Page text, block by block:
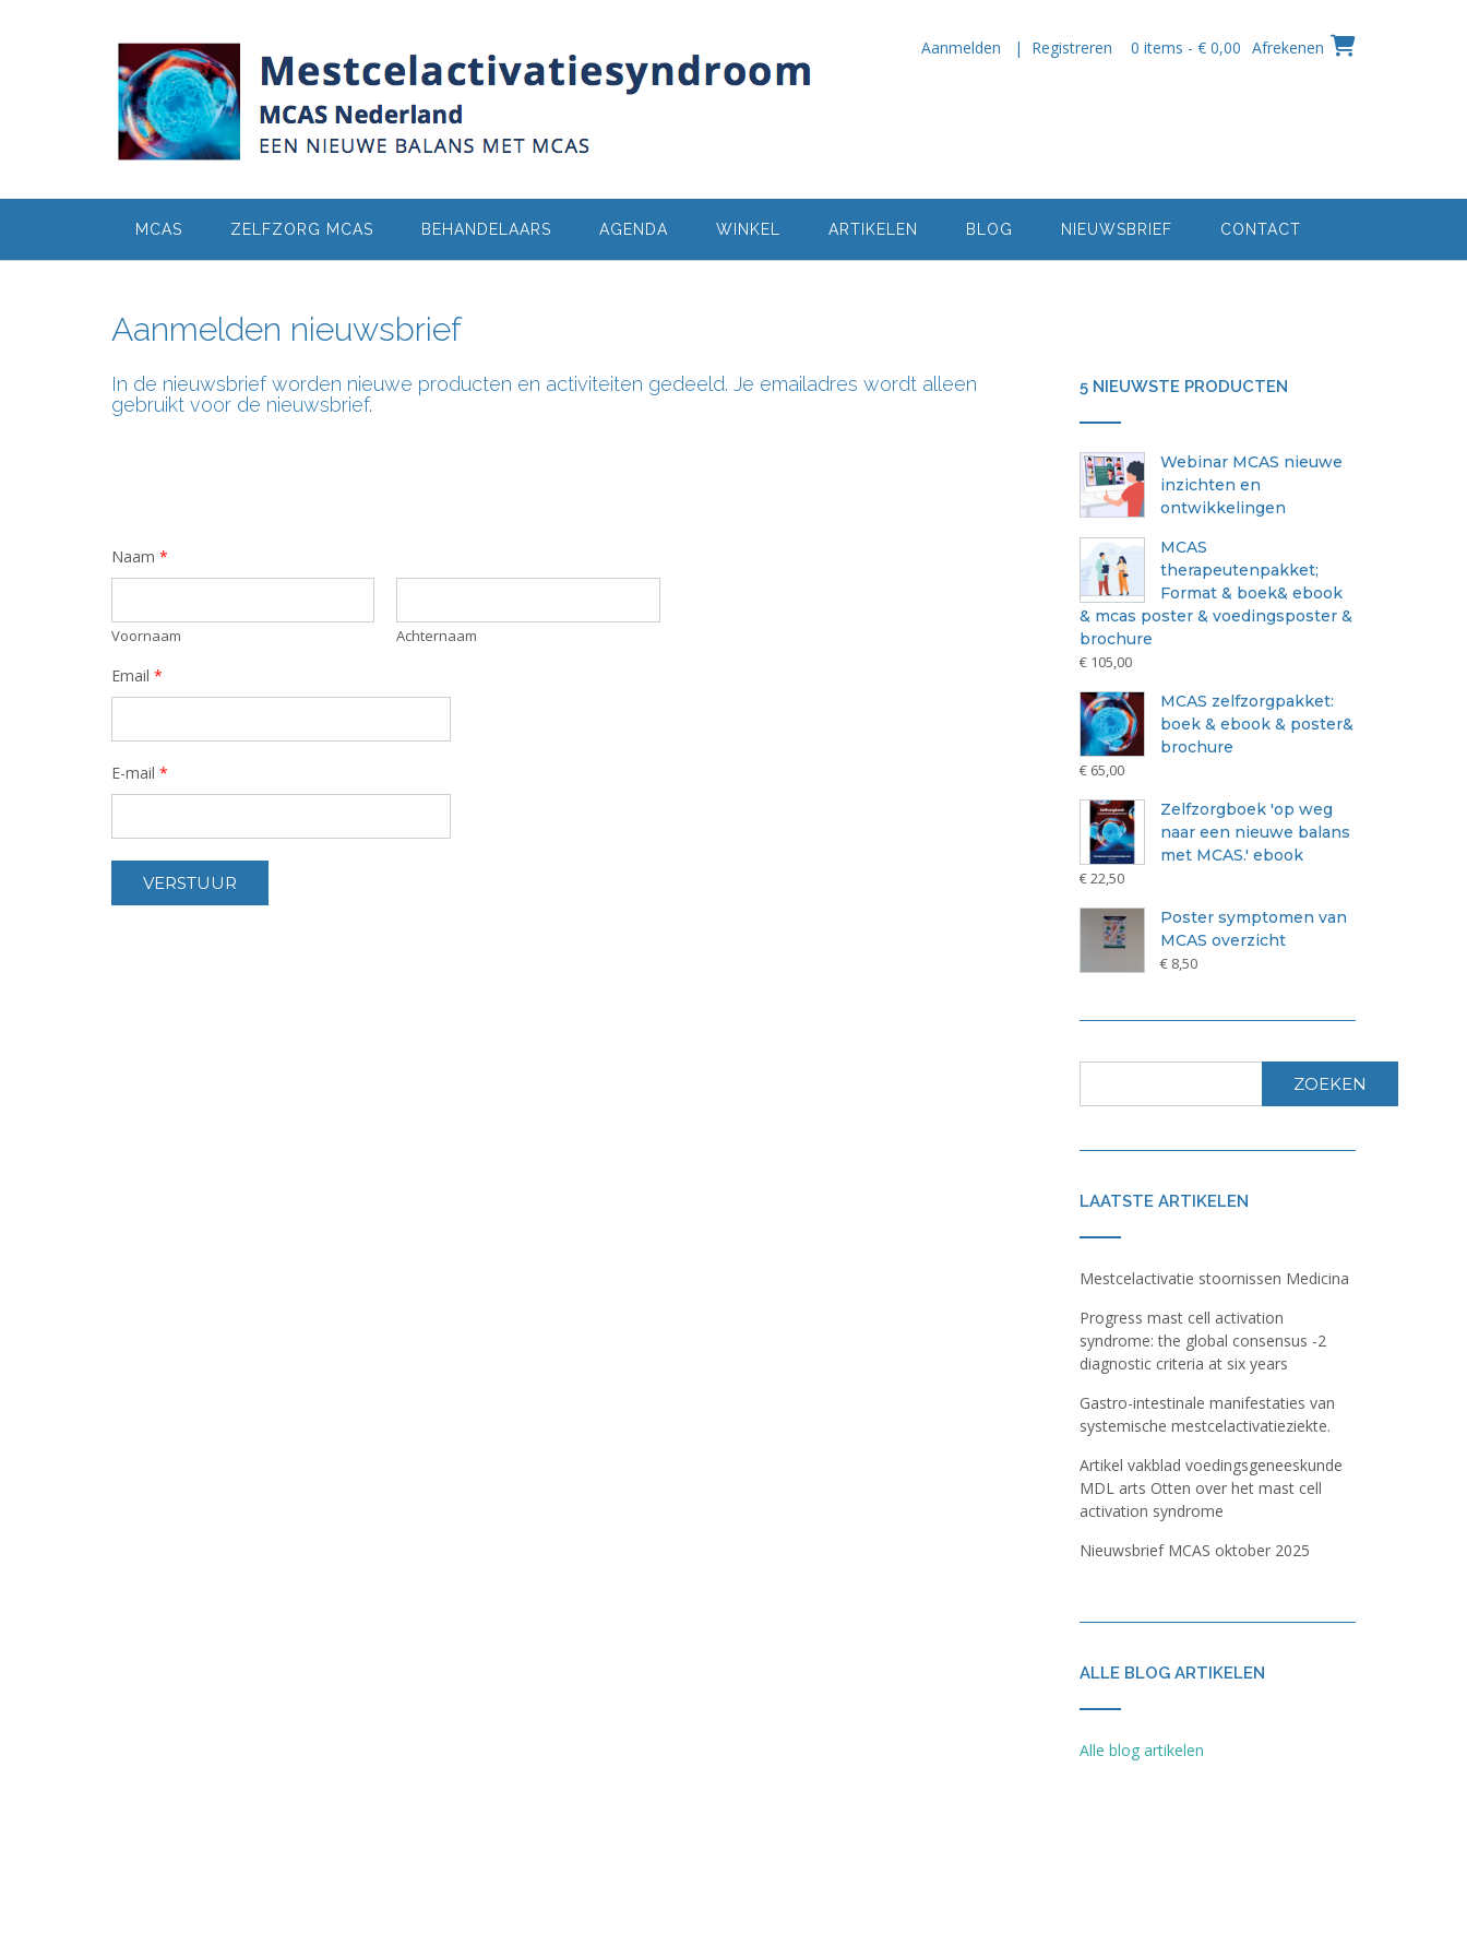
Aanmelden | Registreren 0 items - € 0,00 Afrekenen
MCAS ZELFZORG MCAS BEHANDELAARS AGENDA WINKEL ARTIKELEN BLOG NIEUWSBRIEF CONTACT
Aanmelden nieuwsbrief
In de nieuwsbrief worden nieuwe producten en activiteiten gedeeld. Je emailadres wordt alleen
gebruikt voor de nieuwsbrief.
Naam *
Voornaam Achternaam
Email *
E-mail *
VERSTUUR
5 NIEUWSTE PRODUCTEN
Webinar MCAS nieuwe
inzichten en
ontwikkelingen
MCAS
therapeutenpakket;
Format & boek& ebook
& mcas poster & voedingsposter &
brochure
€105,00
MCAS zelfzorgpakket:
boek & ebook & poster&
brochure
€65,00
Zelfzorgboek 'op weg
naar een nieuwe balans
met MCAS.' ebook
€22,50
Poster symptomen van
MCAS overzicht
€8,50
ZOEKEN
LAATSTE ARTIKELEN
Mestcelactivatie stoornissen Medicina
Progress mast cell activation
syndrome: the global consensus -2
diagnostic criteria at six years
Gastro-intestinale manifestaties van
systemische mestcelactivatieziekte.
Artikel vakblad voedingsgeneeskunde
MDL arts Otten over het mast cell
activation syndrome
Nieuwsbrief MCAS oktober 2025
ALLE BLOG ARTIKELEN
Alle blog artikelen